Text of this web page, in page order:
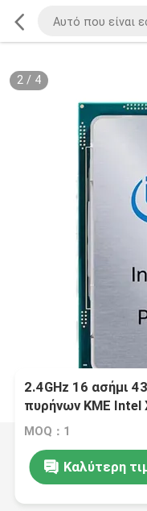
2/ 4
2.4GHz 16 ασήμι
πυρήνων ΚΜΕ Intel
MOQ：1
Καλύτερη